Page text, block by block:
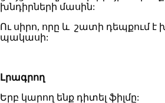
խնդիրների մասին:
Ու սիրո, որը և շատի դեպքում է
պակասի:
Լրագրող
Երբ կարող ենք դիտել ֆիլմը: